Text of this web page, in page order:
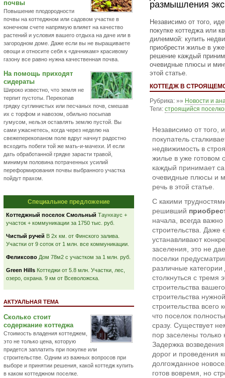
размышления
Независимо от того,
покупке коттеджа или
дилеммой: купить
приобрести жилье в
решение каждый
очевидные плюсы и
этой статье.
КОТТЕДЖ В
Рубрика: »» Новости и
Теги: строящийся
Независимо от того,
покупатель
недвижимость в
жилье в уже готовом
каждый принимает
очевидные плюсы и
речь в этой статье.
С какими
решивший
начала, всегда
строительства.
устанавливают
заселения, это не
поселки
различные
столкнуться с тремя
строительства
строительства
строительства
что поселок
сразу. Существует
пор заселены
Задержка
дорог и проведения
долгожданное
готов вовремя, но
почвы
Повышение плодородности
почвы на коттеджном или садовом участке в
конечном счете напрямую влияет на качество
растений и условия вашего отдыха на даче или в
загородном доме. Даже если вы не выращиваете
овощи и относите себя к «дачникам» красивому
газону все равно нужна качественная почва.
На помощь приходят
сидераты
Широко известно, что земля не
терпит пустоты. Перекопав
грядку суглинистых или песчаных почв, смешав
их с торфом и навозом, обильно посыпав
гумусом, нельзя оставлять землю пустой. Вы
сами ужаснетесь, когда через неделю на
свежеперекопаном поле вдруг начнут радостно
всходить побеги той же мать-и-мачехи. И если
дать обработанной грядке зарасти травой,
минимум половина потраченных усилий
переформирования почвы выбранного участка
пойдут прахом.
Специальное предложение
Коттеджный поселок Смольный Таунхаус +
участок + коммуникации за 1750 тыс. руб.
Чистый ручей В 2х км. от Финского залива.
Участки от 9 соток от 1 млн. все коммуникации.
Феликсово Дом 78м2 с участком за 1 млн. руб.
Green Hills Коттеджи от 5.8 млн. Участки, лес,
озеро, охрана. 9 км от Всеволожска.
АКТУАЛЬНАЯ ТЕМА
Сколько стоит
содержание коттеджа
Стоимость владения коттеджем,
это не только цена, которую
придется заплатить при покупке или
строительстве. Одним из важных вопросов при
выборе и принятии решения, какой коттедж купить
в каком коттеджном поселке.